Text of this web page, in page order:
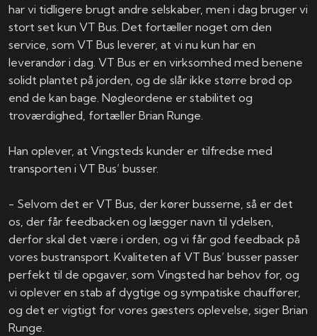
har vi tidligere brugt andre selskaber, men i dag bruger vi
stort set kun VT Bus. Det fortæller noget om den
service, som VT Bus leverer, at vi nu kun har en
leverandør i dag. VT Bus er en virksomhed med benene
solidt plantet på jorden, og de slår ikke større brød op
end de kan bage. Nøgleordene er stabilitet og
troværdighed, fortæller Brian Runge.
​Han oplever, at Vingsteds kunder er tilfredse med
transporten i VT Bus’ busser.
​- Selvom det er VT Bus, der kører busserne, så er det
os, der får feedbacken og lægger navn til ydelsen,
derfor skal det være i orden, og vi får god feedback på
vores bustransport. Kvaliteten af VT Bus’ busser passer
perfekt til de opgaver, som Vingsted har behov for, og
vi oplever en stab af dygtige og sympatiske chauffører,
og det er vigtigt for vores gæsters oplevelse, siger Brian
Runge.